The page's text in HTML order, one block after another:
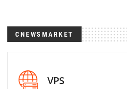
CNEWSMARKET
VPS